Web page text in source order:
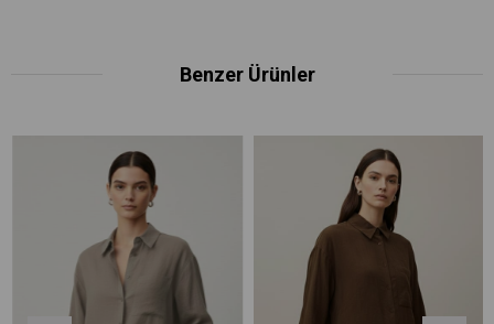
Benzer Ürünler